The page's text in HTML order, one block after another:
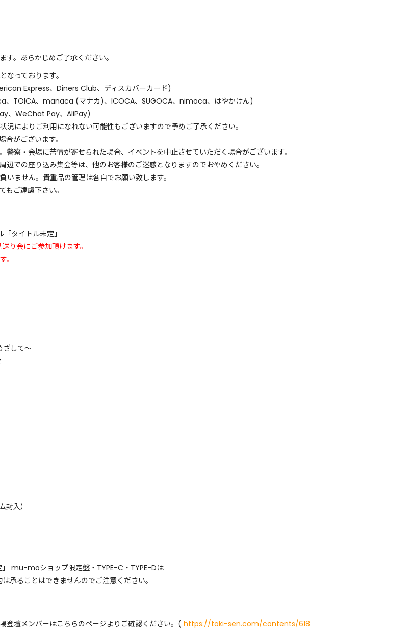
。あらかじめご了承ください。
っております。
Express、Diners Club、ディスカバーカード)
、TOICA、manaca (マナカ)、ICOCA、SUGOCA、nimoca、はやかけん)
、WeChat Pay、AliPay)
によりご利用になれない可能性もございますので予めご了承ください。
がございます。
察・会場に苦情が寄せられた場合、イベントを中止させていただく場合がございます。
での座り込み集会等は、他のお客様のご迷惑となりますのでおやめください。
ません。貴重品の管理は各自でお願い致します。
ご遠慮下さい。
タイトル未定」
り会にご参加頂けます。
。
ざして〜
入）
mu-moショップ限定盤・TYPE-C・TYPE-Dは
承ることはできませんのでご注意ください。
登壇メンバーはこちらのページよりご確認ください。( https://toki-sen.com/contents/618